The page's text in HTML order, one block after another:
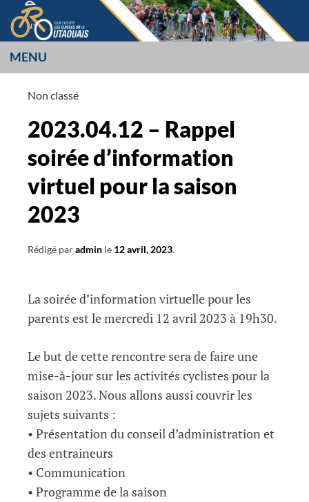
Aller
au
contenu
LES CUISSES OR
L’OUTAOUAIS
MENU
Non classé
2023.04.12 – Rappel
soirée d’information
virtuel pour la saison
2023
Rédigé paradmin le 12 avril, 2023.
La soirée d’information virtuelle pour les
parents est le mercredi 12 avril 2023 à 19h30.
Le but de cette rencontre sera de faire une
mise-à-jour sur les activités cyclistes pour la
saison 2023. Nous allons aussi couvrir les
sujets suivants :
• Présentation du conseil d’administration et
des entraineurs
• Communication
• Programme de la saison